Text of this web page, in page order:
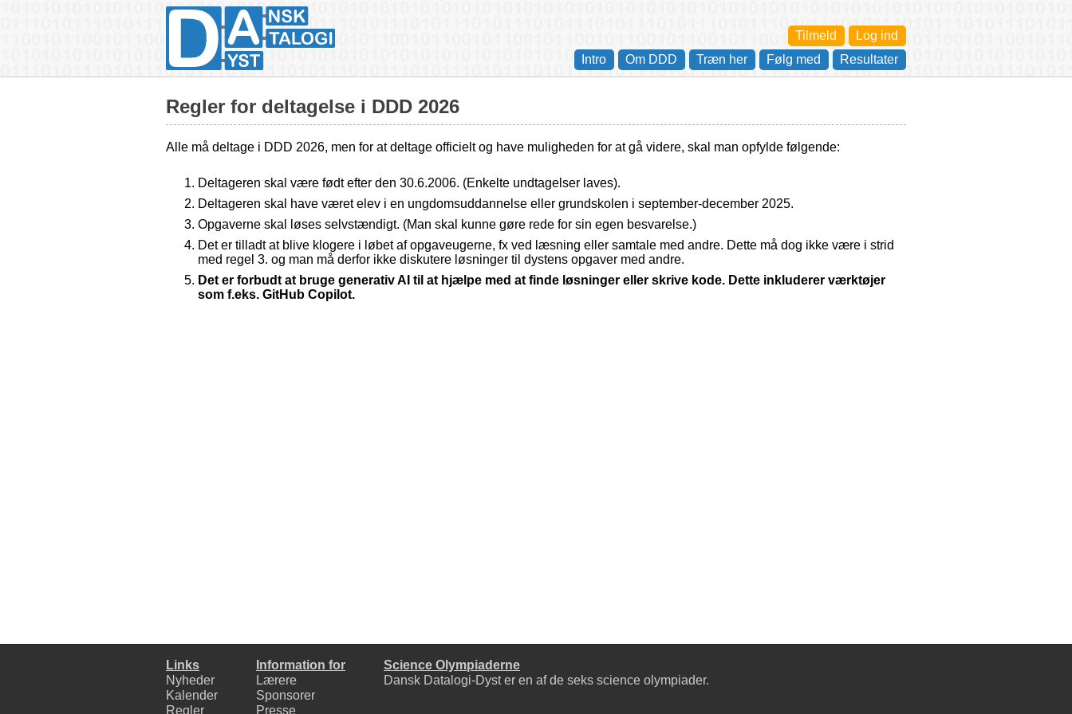
Tilmeld
Log ind
Intro
Om DDD Træn her Følg med Resultater
Regler for deltagelse i DDD 2026
Alle må deltage i DDD 2026, men for at deltage officielt og have muligheden for at gå videre, skal man opfylde følgende:
Deltageren skal være født efter den 30.6.2006. (Enkelte undtagelser laves).
Deltageren skal have været elev i en ungdomsuddannelse eller grundskolen i september-december 2025.
Opgaverne skal løses selvstændigt. (Man skal kunne gøre rede for sin egen besvarelse.)
Det er tilladt at blive klogere i løbet af opgaveugerne, fx ved læsning eller samtale med andre. Dette må dog ikke være i strid
med regel 3. og man må derfor ikke diskutere løsninger til dystens opgaver med andre.
Det er forbudt at bruge generativ AI til at hjælpe med at finde løsninger eller skrive kode. Dette inkluderer værktøjer
som f.eks. GitHub Copilot.
Links
Nyheder
Kalender
Regler
Information for
Lærere
Sponsorer
Presse
Science Olympiaderne
Dansk Datalogi-Dyst er en af de seks science olympiader.